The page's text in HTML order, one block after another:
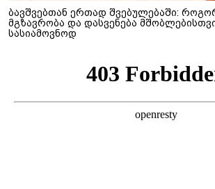
ბავშვებთან ერთად შვებულებაში:
მგზავრობა და დასვენება
სასიამოვნოდ